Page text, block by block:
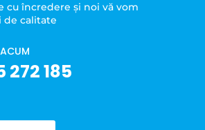
cu încredere şi noi vă vom
de calitate
272 185